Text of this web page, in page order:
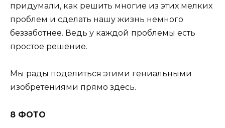
придумали, как решить многие из этих мелких
проблем и сделать нашу жизнь немного
беззаботнее. Ведь у каждой проблемы есть
простое решение.
Мы рады поделиться этими гениальными
изобретениями прямо здесь.
8 ФОТО